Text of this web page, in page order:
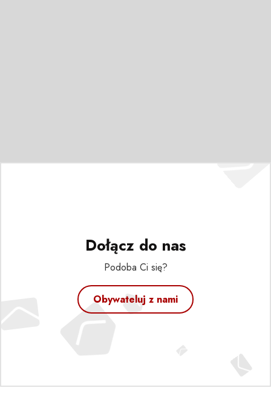
Dołącz do nas
Podoba Ci się?
Obywateluj z nami